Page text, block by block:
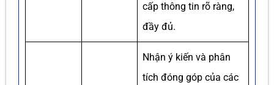
cấp thông tin rõ ràng,
đầy đủ.
Nhận ý kiến và phân
tích đóng góp của các